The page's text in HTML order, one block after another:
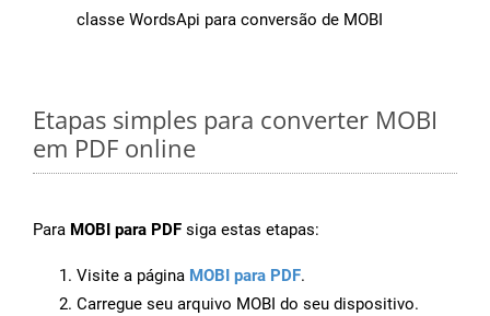
classe WordsApi para conversão de MOBI
Etapas simples para converter MOBI
em PDF online
Para MOBI para PDF siga estas etapas:
Visite a página MOBI para PDF.
Carregue seu arquivo MOBI do seu dispositivo.